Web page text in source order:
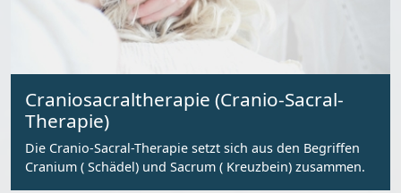
Craniosacraltherapie (Cranio-Sacral-
Therapie)
Die Cranio-Sacral-Therapie setzt sich aus den Begriffen
Cranium ( Schädel) und Sacrum ( Kreuzbein) zusammen.